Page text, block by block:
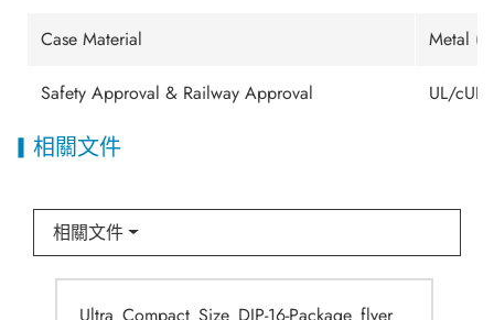
Case Material Metal
Safety Approval & Railway Approval UL/
相關文件
相關文件